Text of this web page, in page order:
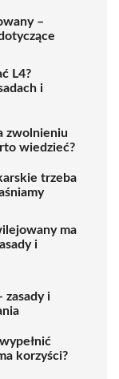
–
L4?
i
zwolnieniu
wiedzieć?
trzeba
ma
i
zasady i
korzyści?